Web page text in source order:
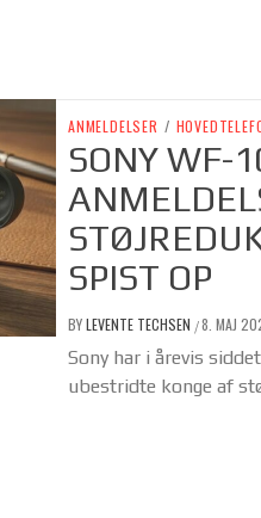
ANMELDELSER /
SONY WF-
SPIST OP
BYLEVENTE TECHSEN /8. MAJ
Sony har i årevis
ubestridte konge af